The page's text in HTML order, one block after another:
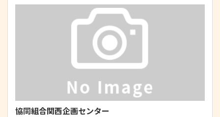
協同組合関西企画センター